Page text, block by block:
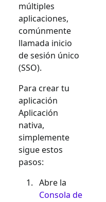
múltiples
aplicaciones,
comúnmente
llamada inicio
de sesión único
(SSO).
Para crear tu
aplicación
Aplicación
nativa,
simplemente
sigue estos
pasos:
Abre la
Consola de